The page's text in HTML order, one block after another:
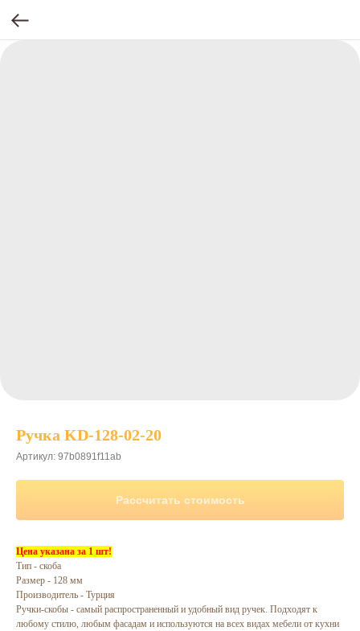
Ручка KD-128-02-20
Артикул: 97b0891f11ab
Рассчитать стоимость
Цена указана за 1 шт!
Тип - скоба
Размер - 128 мм
Производитель - Турция
Ручки-скобы - самый распространенный и удобный вид ручек. Подходят к
любому стилю, любым фасадам и используются на всех видах мебели от кухни